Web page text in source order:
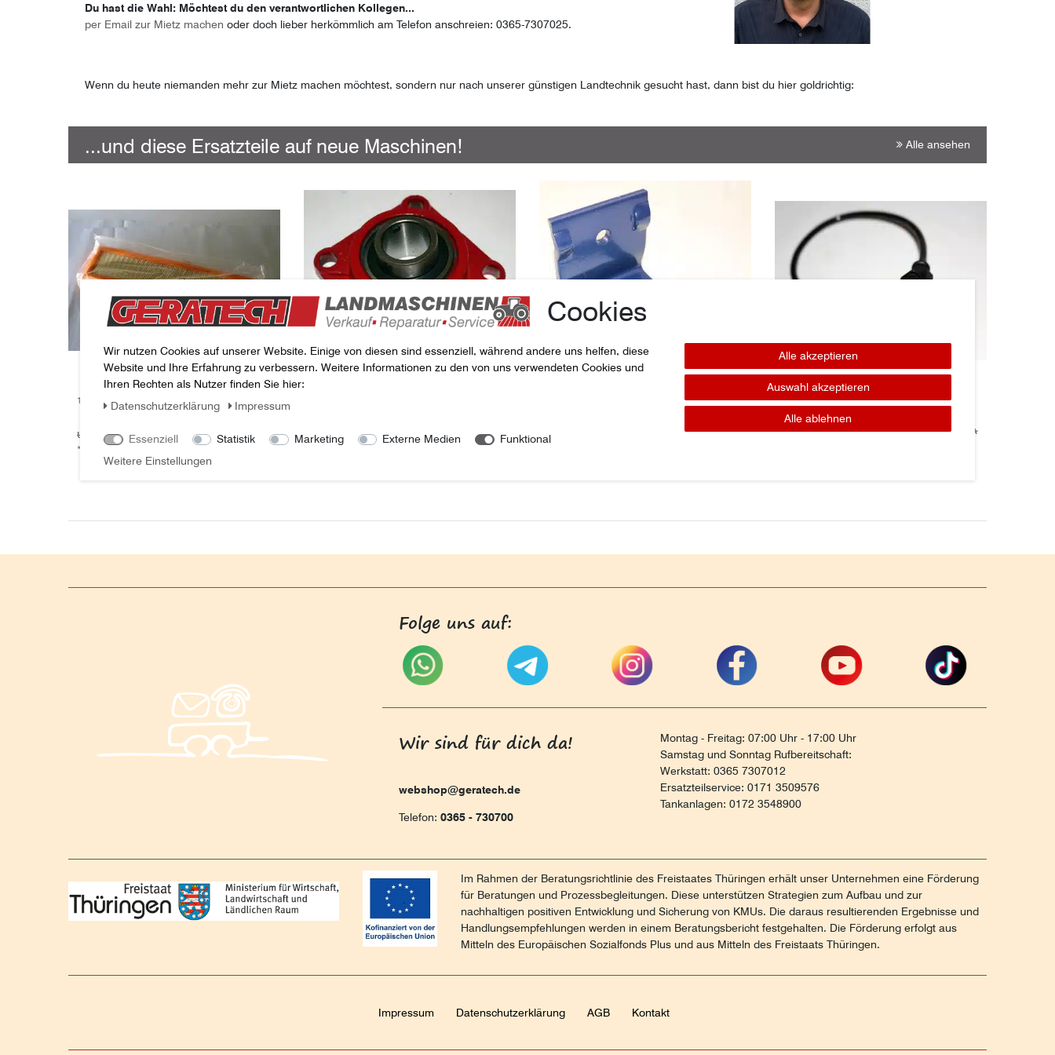
Du hast die Wahl: Möchtest du den verantwortlichen Kollegen...
per Email zur Mietz machen oder doch lieber herkömmlich am Telefon anschreien: 0365-7307025.
Wenn du heute niemanden mehr zur Mietz machen möchtest, sondern nur nach unserer günstigen Landtechnik gesucht hast, dann bist du hier goldrichtig:
...und diese Ersatzteile auf neue Maschinen! Alle ansehen
1-34-184-042 KABINENFILTER Case IH
UVP 38,58 € 27,95 € *
* zzgl. ges. MwSt. Versandkosten
72,45 € *
*zzgl. ges. MwSt.zzgl.Versandkosten
9001893 FEDERHALTER LACKIERT Farmet
20,99 € *
*
2853552 SENSOR Case IH
UVP 107,01 € 78,66 € *
Folge uns auf:
Wir sind für dich da!
webshop@geratech.de
Telefon: 0365 - 730700
Montag - Freitag: 07:00 Uhr - 17:00 Uhr
Samstag und Sonntag Rufbereitschaft:
Werkstatt: 0365 7307012
Ersatzteilservice: 0171 3509576
Tankanlagen: 0172 3548900
Im Rahmen der Beratungsrichtlinie des Freistaates Thüringen erhält unser Unternehmen eine Förderung
für Beratungen und Prozessbegleitungen. Diese unterstützen Strategien zum Aufbau und zur
nachhaltigen positiven Entwicklung und Sicherung von KMUs. Die daraus resultierenden Ergebnisse und
Handlungsempfehlungen werden in einem Beratungsbericht festgehalten. Die Förderung erfolgt aus
Mitteln des Europäischen Sozialfonds Plus und aus Mitteln des Freistaats Thüringen.
Impressum Daten­schutz­erklärung AGB Kontakt
Cookies
Wir nutzen Cookies auf unserer Website. Einige von diesen sind essenziell, während andere uns helfen, diese
Website und Ihre Erfahrung zu verbessern. Weitere Informationen zu den von uns verwendeten Cookies und
Ihren Rechten als Nutzer finden Sie hier:
Daten­schutz­erklärung
Impressum
Essenziell Statistik Marketing Externe Medien
Funktional
Weitere Einstellungen
Alle akzeptieren
Auswahl akzeptieren
Alle ablehnen